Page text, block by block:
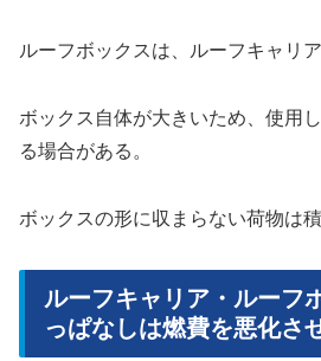
ルーフボックスは、ルーフキャリ
ボックス自体が大きいため、使用
る場合がある。
ボックスの形に収まらない荷物は
ルーフキャリア・ルーフ
っぱなしは燃費を悪化さ